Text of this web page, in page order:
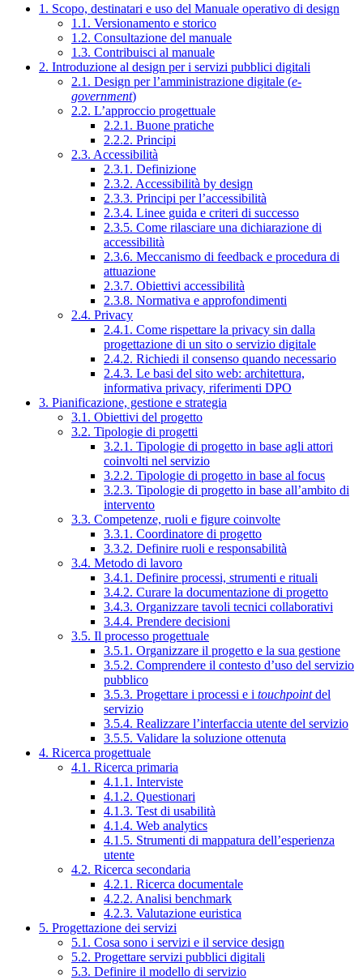
1. Scopo, destinatari e uso del Manuale operativo di design
1.1. Versionamento e storico
1.2. Consultazione del manuale
1.3. Contribuisci al manuale
2. Introduzione al design per i servizi pubblici digitali
2.1. Design per l’amministrazione digitale (e-
government)
2.2. L’approccio progettuale
2.2.1. Buone pratiche
2.2.2. Principi
2.3. Accessibilità
2.3.1. Definizione
2.3.2. Accessibilità by design
2.3.3. Principi per l’accessibilità
2.3.4. Linee guida e criteri di successo
2.3.5. Come rilasciare una dichiarazione di
accessibilità
2.3.6. Meccanismo di feedback e procedura di
attuazione
2.3.7. Obiettivi accessibilità
2.3.8. Normativa e approfondimenti
2.4. Privacy
2.4.1. Come rispettare la privacy sin dalla
progettazione di un sito o servizio digitale
2.4.2. Richiedi il consenso quando necessario
2.4.3. Le basi del sito web: architettura,
informativa privacy, riferimenti DPO
3. Pianificazione, gestione e strategia
3.1. Obiettivi del progetto
3.2. Tipologie di progetti
3.2.1. Tipologie di progetto in base agli attori
coinvolti nel servizio
3.2.2. Tipologie di progetto in base al focus
3.2.3. Tipologie di progetto in base all’ambito di
intervento
3.3. Competenze, ruoli e figure coinvolte
3.3.1. Coordinatore di progetto
3.3.2. Definire ruoli e responsabilità
3.4. Metodo di lavoro
3.4.1. Definire processi, strumenti e rituali
3.4.2. Curare la documentazione di progetto
3.4.3. Organizzare tavoli tecnici collaborativi
3.4.4. Prendere decisioni
3.5. Il processo progettuale
3.5.1. Organizzare il progetto e la sua gestione
3.5.2. Comprendere il contesto d’uso del servizio
pubblico
3.5.3. Progettare i processi e i touchpointdel
servizio
3.5.4. Realizzare l’interfaccia utente del servizio
3.5.5. Validare la soluzione ottenuta
4. Ricerca progettuale
4.1. Ricerca primaria
4.1.1. Interviste
4.1.2. Questionari
4.1.3. Test di usabilità
4.1.4. Web analytics
4.1.5. Strumenti di mappatura dell’esperienza
utente
4.2. Ricerca secondaria
4.2.1. Ricerca documentale
4.2.2. Analisi benchmark
4.2.3. Valutazione euristica
5. Progettazione dei servizi
5.1. Cosa sono i servizi e il service design
5.2. Progettare servizi pubblici digitali
5.3. Definire il modello di servizio